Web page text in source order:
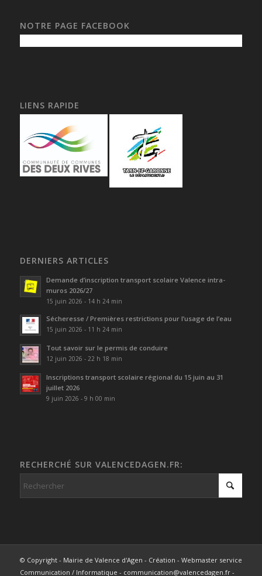
NOTRE PAGE FACEBOOK
LIENS RAPIDE
DERNIERS ARTICLES
Demande d’inscription transport scolaire Valence intra-
muros 2026/27
15 juin 2026 - 14 h 24 min
Sécheresse / Premières restrictions pour l’usage de l’eau
15 juin 2026 - 11 h 24 min
Tout savoir sur le permis de conduire
12 juin 2026 - 22 h 18 min
Inscriptions transport scolaire régional du 15 juin au 31
juillet 2026
9 juin 2026 - 9 h 00 min
RECHERCHÉ SUR VALENCEDAGEN.FR:
© Copyright - Mairie de Valence d'Agen - Création - Webmaster service
Communication / Informatique - communication@valencedagen.fr -